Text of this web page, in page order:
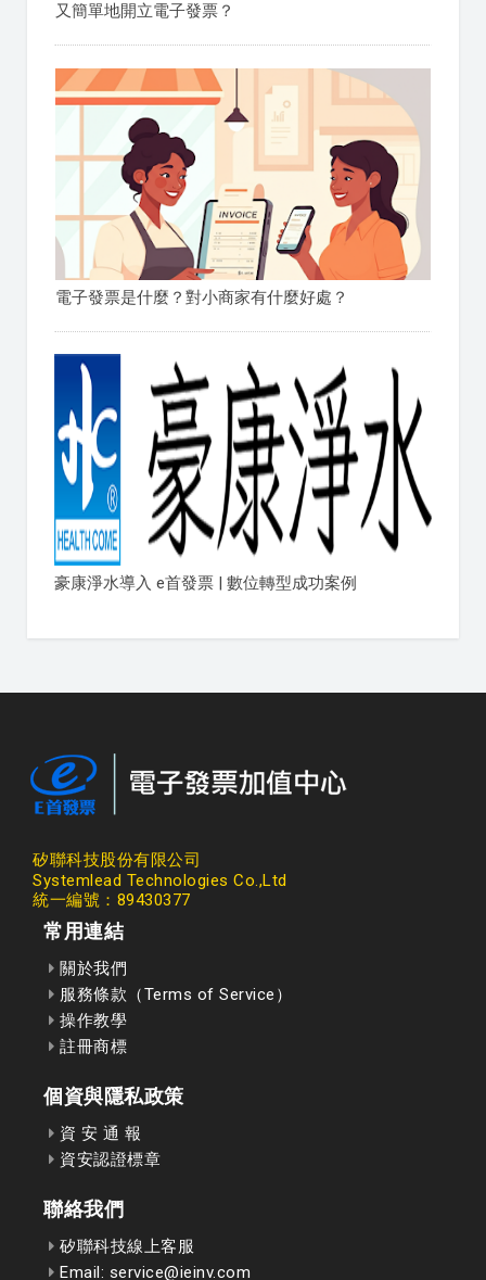
又簡單地開立電子發票？
電子發票是什麼？對小商家有什麼好處？
豪康淨水導入 e首發票 | 數位轉型成功案例
矽聯科技股份有限公司
Systemlead Technologies Co.,Ltd
統一編號：89430377
常用連結
關於我們
服務條款（Terms of Service）
操作教學
註冊商標
個資與隱私政策
資 安 通 報
資安認證標章
聯絡我們
矽聯科技線上客服
Email: service@ieinv.com